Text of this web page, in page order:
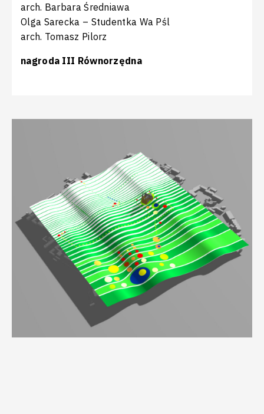
arch. Barbara Średniawa
Olga Sarecka – Studentka Wa Pśl
arch. Tomasz Pilorz
nagroda III Równorzędna